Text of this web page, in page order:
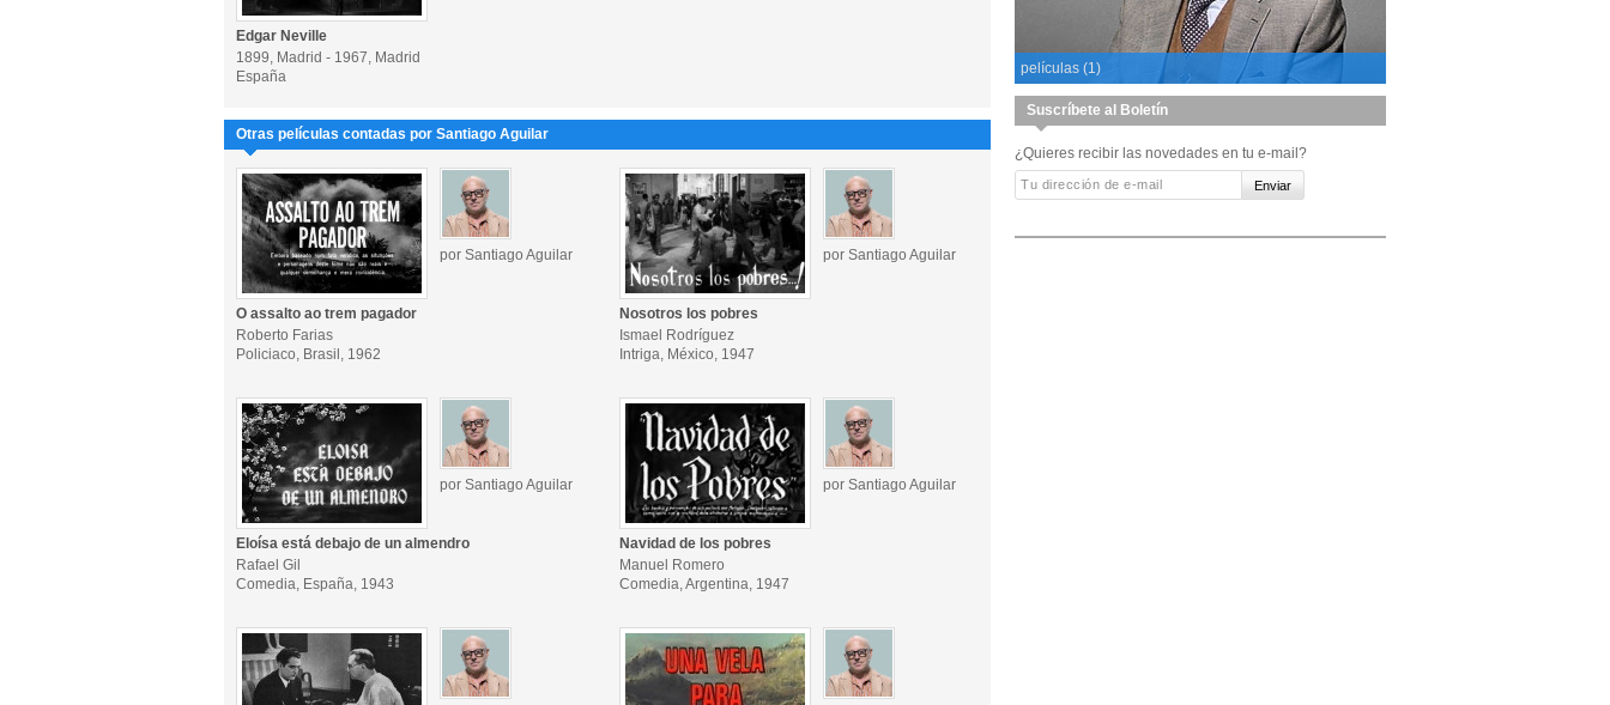
Edgar Neville
1899, Madrid - 1967, Madrid
España
Otras películas contadas por Santiago Aguilar
por Santiago Aguilar
O assalto ao trem pagador
Roberto Farias
Policiaco, Brasil, 1962
por Santiago Aguilar
Nosotros los pobres
Ismael Rodríguez
Intriga, México, 1947
por Santiago Aguilar
Eloísa está debajo de un almendro
Rafael Gil
Comedia, España, 1943
por Santiago Aguilar
Navidad de los pobres
Manuel Romero
Comedia, Argentina, 1947
películas (1)
Suscríbete al Boletín
¿Quieres recibir las novedades en tu e-mail?